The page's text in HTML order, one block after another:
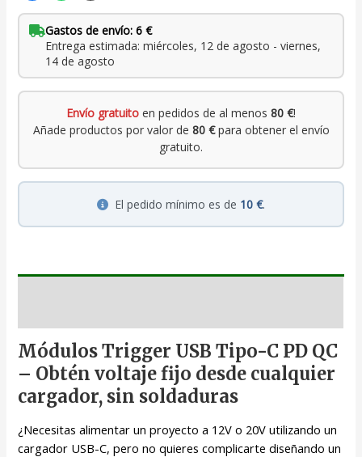
Gastos de envío: 6 €
Entrega estimada: miércoles, 12 de agosto - viernes,
14 de agosto
Envío gratuito en pedidos de al menos 80 €!
Añade productos por valor de 80 €para obtener el envío
gratuito.
El pedido mínimo es de 10 €.
Módulos Trigger USB Tipo-C PD QC
– Obtén voltaje fijo desde cualquier
cargador, sin soldaduras
¿Necesitas alimentar un proyecto a 12V o 20V utilizando un
cargador USB-C, pero no quieres complicarte diseñando un